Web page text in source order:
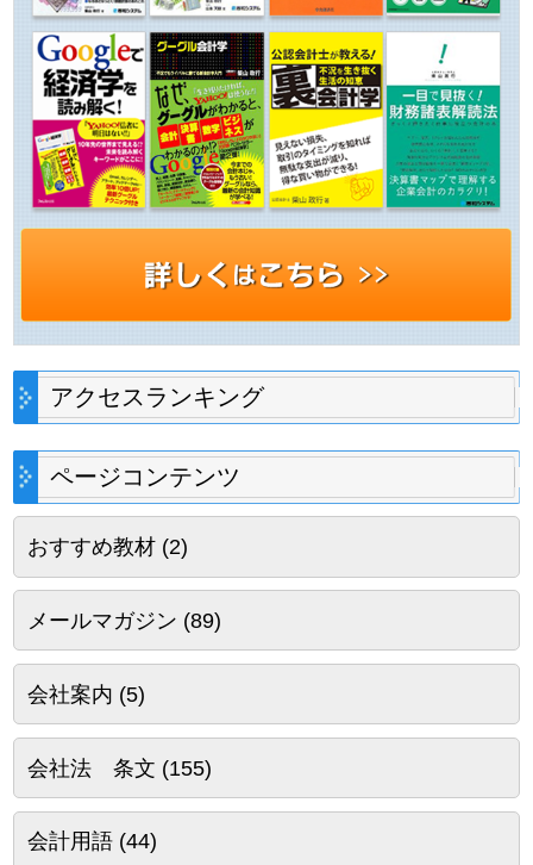
アクセスランキング
ページコンテンツ
おすすめ教材(2)
メールマガジン (89)
会社案内 (5)
会社法 条文 (155)
会計用語(44)